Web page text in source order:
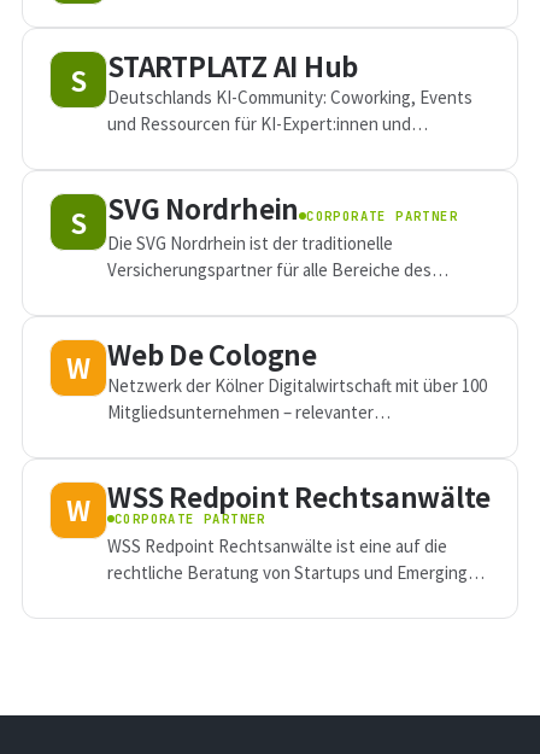
S STARTPLATZ AI Hub
Deutschlands KI-Community: Coworking, Events
und Ressourcen für KI-Expert:innen und
S SVG Nordrhein CORPORATE PARTNER
Die SVG Nordrhein ist der traditionelle
Versicherungspartner für alle Bereiche des
bewegt auch uns.
W Web De Cologne
Netzwerk der Kölner Digitalwirtschaft mit über 100
Mitgliedsunternehmen – relevanter
W WSS Redpoint Rechtsanwälte
CORPORATE PARTNER
WSS Redpoint Rechtsanwälte ist eine auf die
rechtliche Beratung von Startups und Emerging